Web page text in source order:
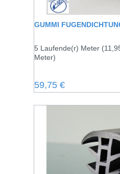
GUMMI
5 Laufende(r) Meter
Meter)
Regulärer Preis:
59,75 €